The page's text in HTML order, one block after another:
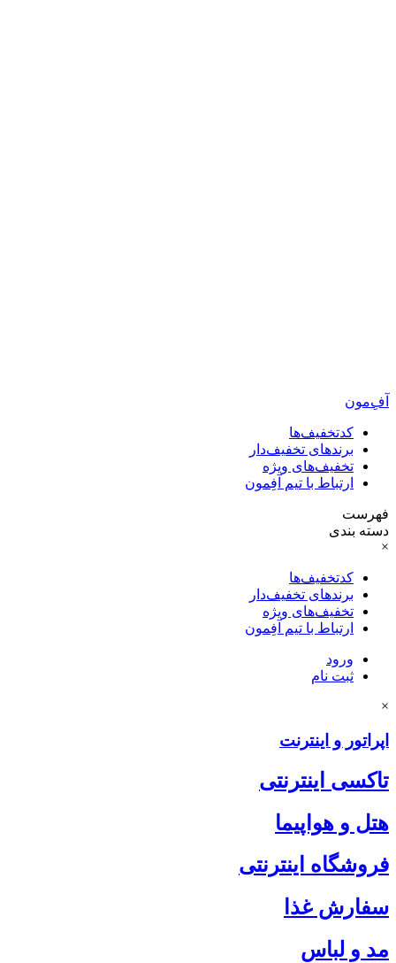
آفِ‌مون
کدتخفیف‌ها
برندهای تخفیف‌دار
تخفیف‌های ویژه
ارتباط با تیم آفِمون
فهرست
دسته بندی
×
کدتخفیف‌ها
برندهای تخفیف‌دار
تخفیف‌های ویژه
ارتباط با تیم آفِمون
ورود
ثبت نام
×
اپراتور و اینترنت
تاکسی اینترنتی
هتل و هواپیما
فروشگاه اینترنتی
سفارش غذا
مد و لباس